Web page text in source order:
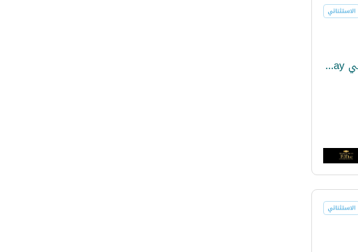
امتلك شاليه متشطب بالكامل يطل على لاجون مباشرة في fouka bay